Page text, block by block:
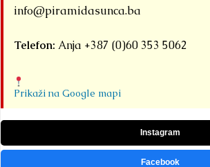
info@piramidasunca.ba
Telefon: Anja +387 (0)60 353 5062
Prikaži na Google mapi
Instagram
Facebook